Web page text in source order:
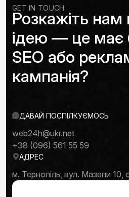
GET IN TOUCH
Розкажіть
ідею — це має
SEO або
кампанія?
ДАВАЙ ПОСПІЛКУЄМОСЬ
web24h@ukr.net
+38 (096) 561 55 59
АДРЕС
м. Тернопіль, вул. Мазепи 10,